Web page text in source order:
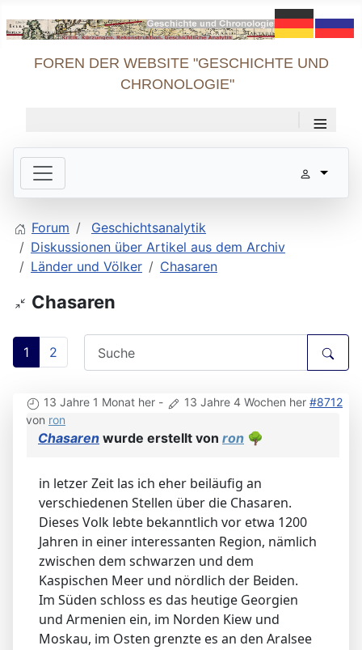
FOREN DER WEBSITE "GESCHICHTE UND
CHRONOLOGIE"
≡
Forum
Geschichtsanalytik
Diskussionen über Artikel aus dem Archiv
Länder und Völker
Chasaren
Chasaren
1 2
13 Jahre 1 Monat her - 13 Jahre 4 Wochen her #8712
von ron
Chasaren wurde erstellt von ron 🌳
in letzer Zeit las ich eher beiläufig an
verschiedenen Stellen über die Chasaren.
Dieses Volk lebte bekanntlich vor etwa 1200
Jahren in einer interessanten Region, nämlich
zwischen dem schwarzen und dem
Kaspischen Meer und nördlich der Beiden.
Im Süden schloss es das heutige Georgien
und Armenien ein, im Norden Kiew und
Moskau, im Osten grenzte es an den Aralsee